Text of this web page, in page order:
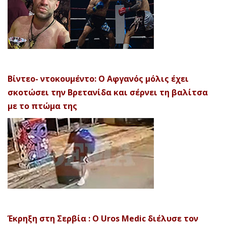
Βίντεο- ντοκουμέντο: Ο Αφγανός μόλις έχει
σκοτώσει την Βρετανίδα και σέρνει τη βαλίτσα
με το πτώμα της
Έκρηξη στη Σερβία : Ο Uros Medic διέλυσε τον